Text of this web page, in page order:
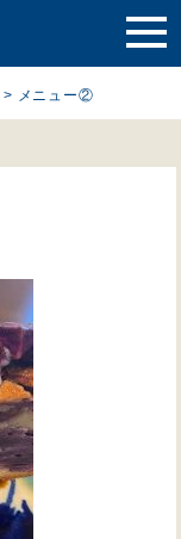
> メニュー②